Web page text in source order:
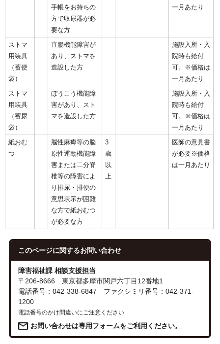
手帳をお持ちの
方で収尿器が必
要な方
一月あたり
ストマ
用装具
（蓄便
袋）
直腸機能障害が
あり、ストマを
造設した方
施設入所・入
院時も給付
可。※価格は
一月あたり
ストマ
用装具
（蓄尿
袋）
ぼうこう機能障
害があり、スト
マを造設した方
施設入所・入
院時も給付
可。※価格は
一月あたり
紙おむ
つ
脳性麻痺等の脳
原性運動機能障
害または二分脊
椎等の障害によ
り排尿・排便の
意思表示が困難
な方で紙おむつ
が必要な方
3
歳
以
上
医師の意見書
が必要※価格
は一月あたり
このページに関するお問い合わせ
障害福祉課 相談支援担当
〒206-8666 東京都多摩市関戸六丁目12番地1
電話番号：042-338-6847 ファクシミリ番号：042-371-
1200
電話番号のかけ間違いにご注意ください
お問い合わせは専用フォームをご利用ください。